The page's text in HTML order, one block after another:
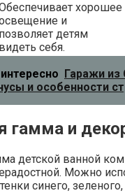
хорошее
и
позволяет детям
видеть себя.
Гаражи из
и особенности
гамма и
детской ванной
Можно
синего,